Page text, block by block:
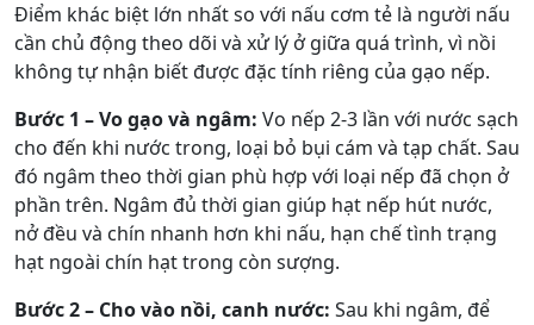
Điểm khác biệt lớn nhất so với nấu cơm tẻ là người nấu
cần chủ động theo dõi và xử lý ở giữa quá trình, vì nồi
không tự nhận biết được đặc tính riêng của gạo nếp.
Bước 1 – Vo gạo và ngâm: Vo nếp 2-3 lần với nước sạch
cho đến khi nước trong, loại bỏ bụi cám và tạp chất. Sau
đó ngâm theo thời gian phù hợp với loại nếp đã chọn ở
phần trên. Ngâm đủ thời gian giúp hạt nếp hút nước,
nở đều và chín nhanh hơn khi nấu, hạn chế tình trạng
hạt ngoài chín hạt trong còn sượng.
Bước 2 – Cho vào nồi, canh nước: Sau khi ngâm, để